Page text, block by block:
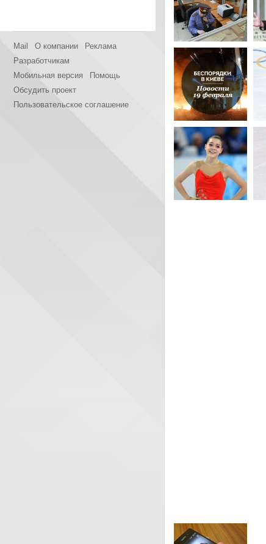
Mail О компании
Реклама
Разработчикам
Мобильная версия
Помощь
Обсудить проект
Пользовательское соглашение